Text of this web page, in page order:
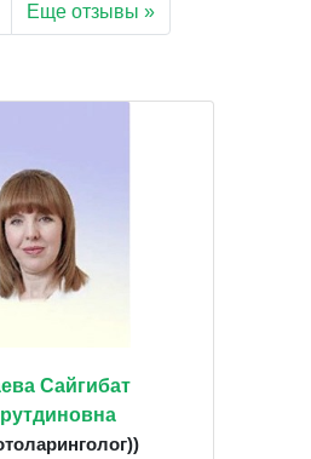
Еще отзывы »
Сайгибат